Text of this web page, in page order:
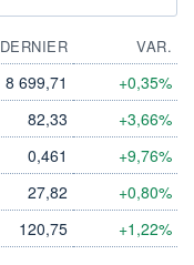
DERNIER
VAR.
8 699,71 +0,35%
82,33 +3,66%
0,461 +9,76%
27,82 +0,80%
120,75 +1,22%